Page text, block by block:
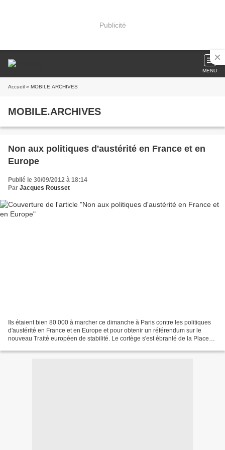
Publicité
MENU
Accueil » MOBILE.ARCHIVES
MOBILE.ARCHIVES
Non aux politiques d'austérité en France et en
Europe
Publié le 30/09/2012 à 18:14
Par Jacques Rousset
Ils étaient bien 80 000 à marcher ce dimanche à Paris contre les politiques
d'austérité en France et en Europe et pour obtenir un référendum sur le
nouveau Traité européen de stabilité. Le cortège s'est ébranlé de la Place